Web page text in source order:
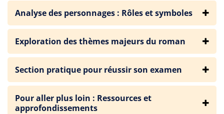
Analyse des personnages : Rôles et symboles
Exploration des thèmes majeurs du roman
Section pratique pour réussir son examen
Pour aller plus loin : Ressources et
approfondissements